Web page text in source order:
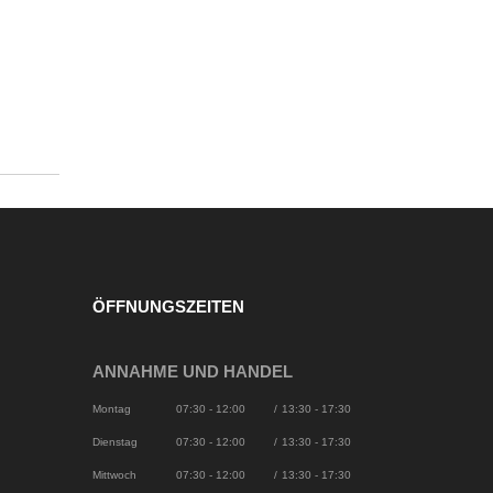
ÖFFNUNGSZEITEN
ANNAHME UND HANDEL
Montag 07:30 - 12:00 / 13:30 - 17:30
Dienstag 07:30 - 12:00 / 13:30 - 17:30
Mittwoch 07:30 - 12:00 / 13:30 - 17:30